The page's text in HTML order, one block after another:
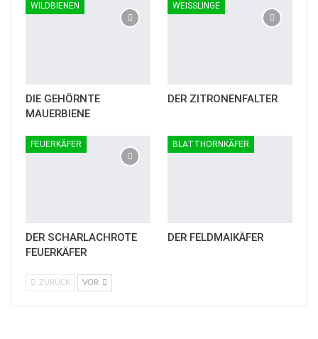
WILDBIENEN
DIE GEHÖRNTE
MAUERBIENE
WEISSLINGE
DER ZITRONENFALTER
FEUERKÄFER
DER SCHARLACHROTE
FEUERKÄFER
BLATTHORNKÄFER
DER FELDMAIKÄFER
ZURÜCK VOR